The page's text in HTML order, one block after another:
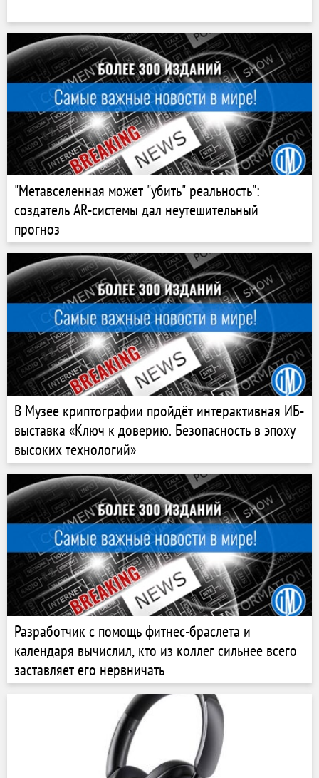
"Метавселенная может "убить" реальность":
создатель AR-системы дал неутешительный
прогноз
В Музее криптографии пройдёт интерактивная ИБ-
выставка «Ключ к доверию. Безопасность в эпоху
высоких технологий»
Разработчик с помощь фитнес-браслета и
календаря вычислил, кто из коллег сильнее всего
заставляет его нервничать